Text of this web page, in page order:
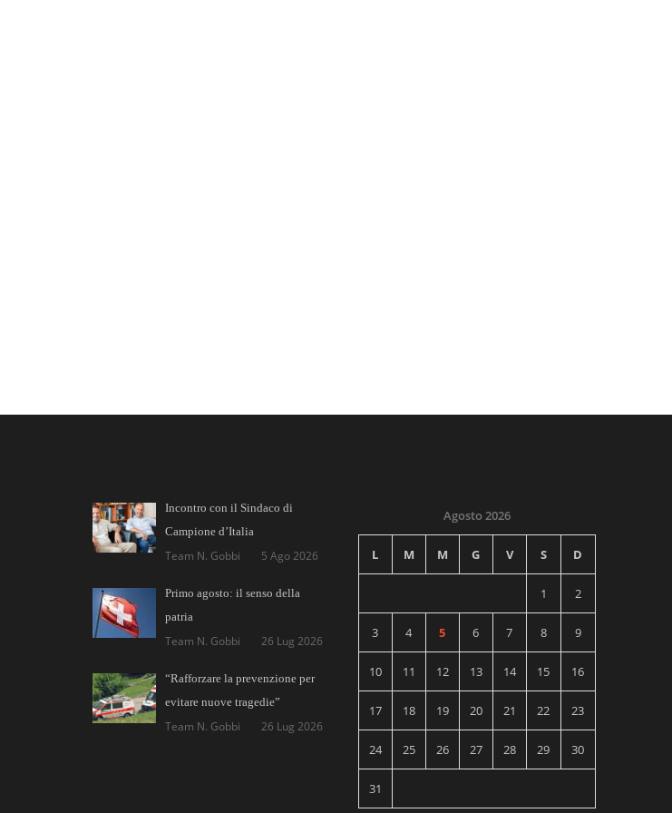
Incontro con il Sindaco di
Campione d’Italia
Team N. Gobbi 5 Ago 2026
Primo agosto: il senso della
patria
Team N. Gobbi 26 Lug 2026
“Rafforzare la prevenzione per
evitare nuove tragedie”
Team N. Gobbi 26 Lug 2026
Agosto 2026
L M M G V S D
1 2
3 4 5 6 7 8 9
10 11 12 13 14 15 16
17 18 19 20 21 22 23
24 25 26 27 28 29 30
31